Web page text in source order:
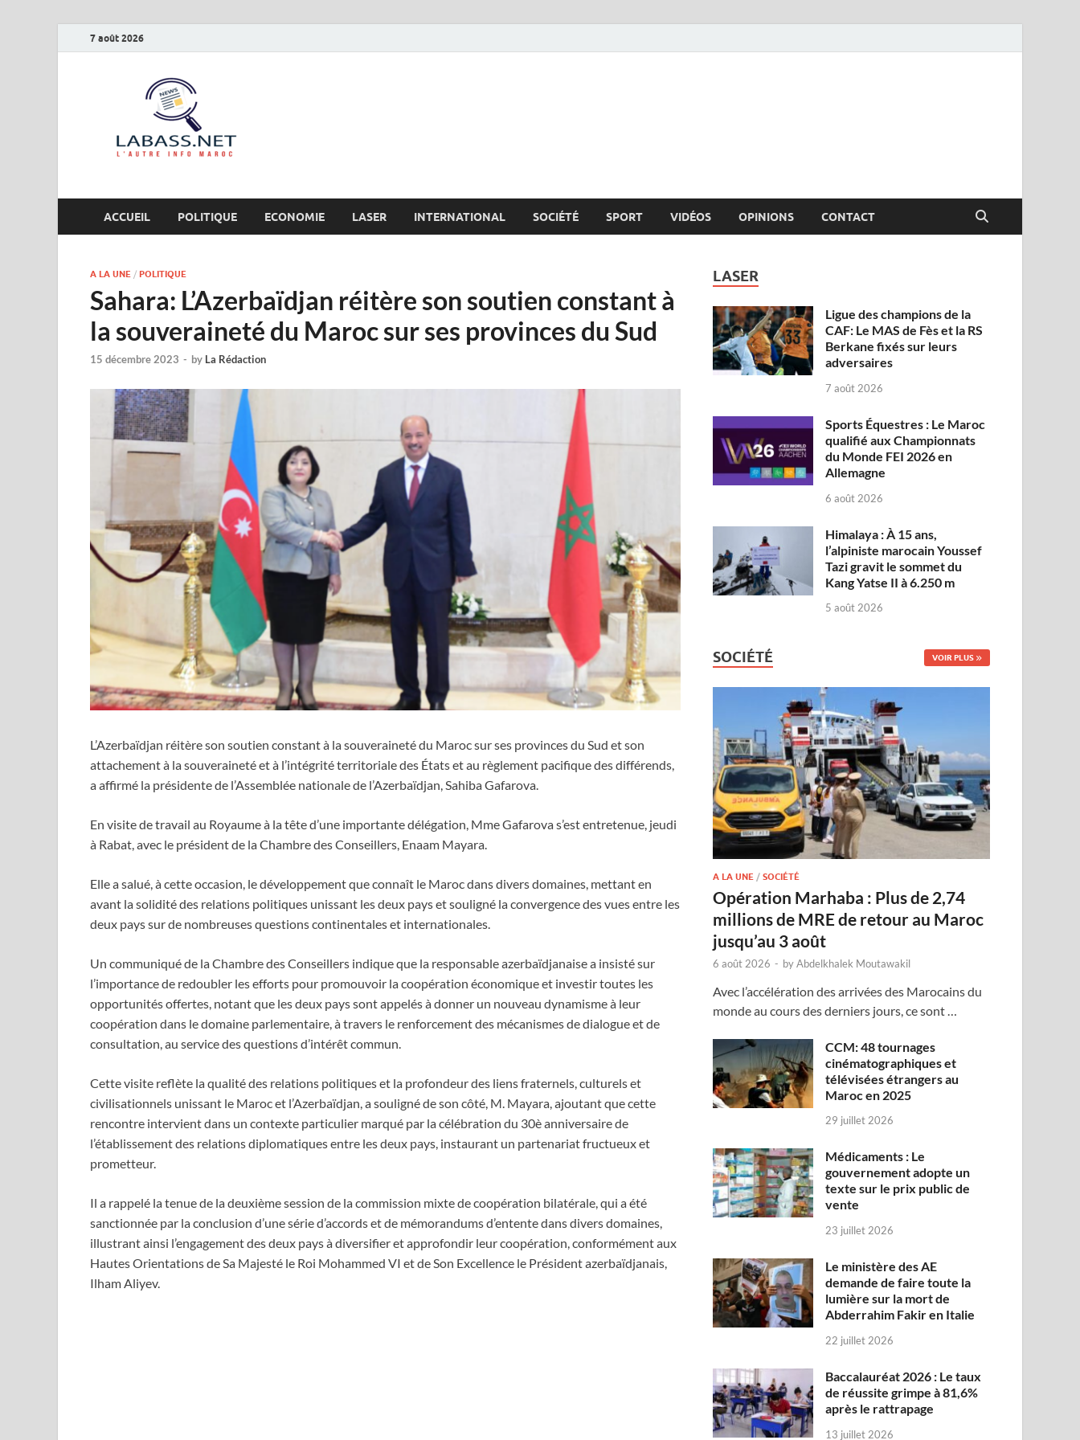
7 août 2026
ACCUEIL POLITIQUE ECONOMIE LASER INTERNATIONAL SOCIÉTÉ SPORT VIDÉOS OPINIONS CONTACT
A LA UNE / POLITIQUE
Sahara: L’Azerbaïdjan réitère son soutien constant à
la souveraineté du Maroc sur ses provinces du Sud
15 décembre 2023 - by La Rédaction
L’Azerbaïdjan réitère son soutien constant à la souveraineté du Maroc sur ses provinces du Sud et son
attachement à la souveraineté et à l’intégrité territoriale des États et au règlement pacifique des différends,
a affirmé la présidente de l’Assemblée nationale de l’Azerbaïdjan, Sahiba Gafarova.
En visite de travail au Royaume à la tête d’une importante délégation, Mme Gafarova s’est entretenue, jeudi
à Rabat, avec le président de la Chambre des Conseillers, Enaam Mayara.
Elle a salué, à cette occasion, le développement que connaît le Maroc dans divers domaines, mettant en
avant la solidité des relations politiques unissant les deux pays et souligné la convergence des vues entre les
deux pays sur de nombreuses questions continentales et internationales.
Un communiqué de la Chambre des Conseillers indique que la responsable azerbaïdjanaise a insisté sur
l’importance de redoubler les efforts pour promouvoir la coopération économique et investir toutes les
opportunités offertes, notant que les deux pays sont appelés à donner un nouveau dynamisme à leur
coopération dans le domaine parlementaire, à travers le renforcement des mécanismes de dialogue et de
consultation, au service des questions d’intérêt commun.
Cette visite reflète la qualité des relations politiques et la profondeur des liens fraternels, culturels et
civilisationnels unissant le Maroc et l’Azerbaïdjan, a souligné de son côté, M. Mayara, ajoutant que cette
rencontre intervient dans un contexte particulier marqué par la célébration du 30è anniversaire de
l’établissement des relations diplomatiques entre les deux pays, instaurant un partenariat fructueux et
prometteur.
Il a rappelé la tenue de la deuxième session de la commission mixte de coopération bilatérale, qui a été
sanctionnée par la conclusion d’une série d’accords et de mémorandums d’entente dans divers domaines,
illustrant ainsi l’engagement des deux pays à diversifier et approfondir leur coopération, conformément aux
Hautes Orientations de Sa Majesté le Roi Mohammed VI et de Son Excellence le Président azerbaïdjanais,
Ilham Aliyev.
LASER
Ligue des champions de la
CAF: Le MAS de Fès et la RS
Berkane fixés sur leurs
adversaires
7 août 2026
Sports Équestres : Le Maroc
qualifié aux Championnats
du Monde FEI 2026 en
Allemagne
6 août 2026
Himalaya : À 15 ans,
l’alpiniste marocain Youssef
Tazi gravit le sommet du
Kang Yatse II à 6.250 m
5 août 2026
SOCIÉTÉ VOIR PLUS
A LA UNE /SOCIÉTÉ
Opération Marhaba : Plus de 2,74
millions de MRE de retour au Maroc
jusqu’au 3 août
6 août 2026 - byAbdelkhalek Moutawakil
Avec l’accélération des arrivées des Marocains du
monde au cours des derniers jours, ce sont …
CCM: 48 tournages
cinématographiques et
télévisées étrangers au
Maroc en 2025
29 juillet 2026
Médicaments : Le
gouvernement adopte un
texte sur le prix public de
vente
23 juillet 2026
Le ministère des AE
demande de faire toute la
lumière sur la mort de
Abderrahim Fakir en Italie
22 juillet 2026
Baccalauréat 2026 : Le taux
de réussite grimpe à 81,6%
après le rattrapage
13 juillet 2026